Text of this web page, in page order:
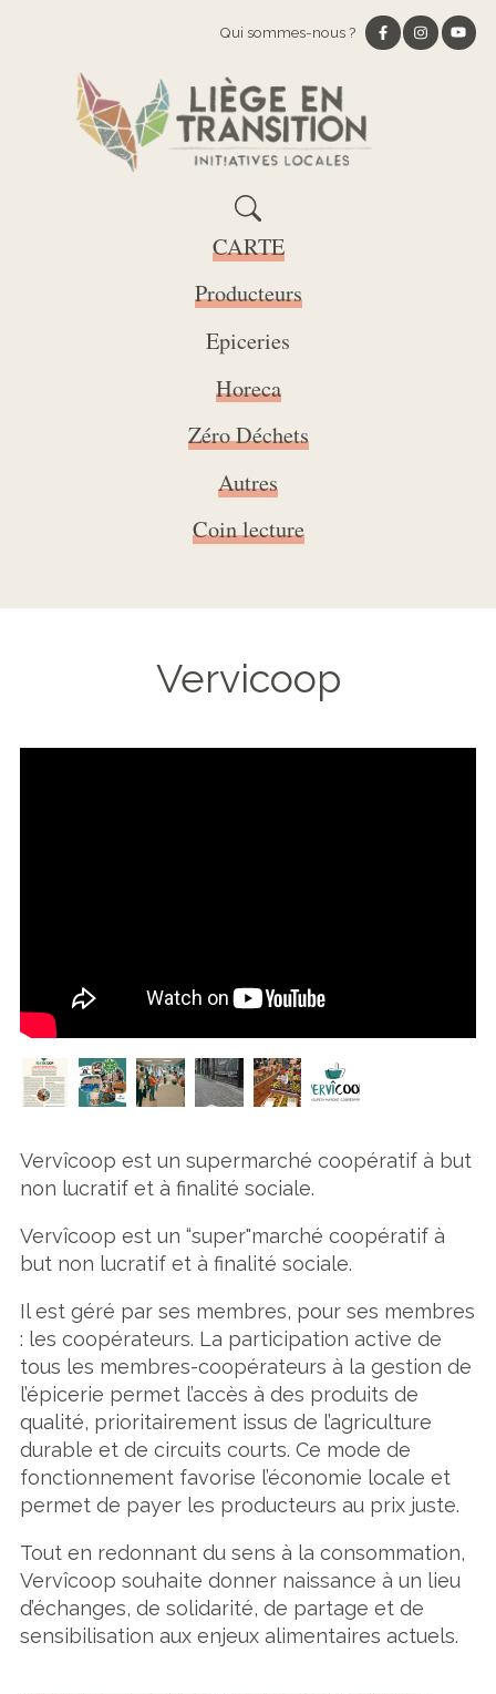
Qui sommes-nous ?
CARTE
Producteurs
Epiceries
Horeca
Zéro Déchets
Autres
Coin lecture
Vervicoop
Vervîcoop est un supermarché coopératif à but
non lucratif et à finalité sociale.
Vervîcoop est un “super"marché coopératif à
but non lucratif et à finalité sociale.
Il est géré par ses membres, pour ses membres
: les coopérateurs. La participation active de
tous les membres-coopérateurs à la gestion de
l’épicerie permet l’accès à des produits de
qualité, prioritairement issus de l’agriculture
durable et de circuits courts. Ce mode de
fonctionnement favorise l’économie locale et
permet de payer les producteurs au prix juste.
Tout en redonnant du sens à la consommation,
Vervîcoop souhaite donner naissance à un lieu
d’échanges, de solidarité, de partage et de
sensibilisation aux enjeux alimentaires actuels.